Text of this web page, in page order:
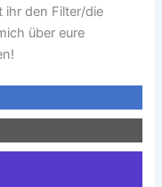
ihr den Filter/die
über eure